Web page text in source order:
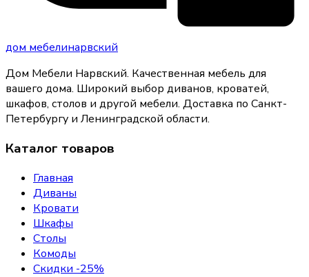
дом мебелинарвский
Дом Мебели Нарвский. Качественная мебель для
вашего дома. Широкий выбор диванов, кроватей,
шкафов, столов и другой мебели. Доставка по Санкт-
Петербургу и Ленинградской области.
Каталог товаров
Главная
Диваны
Кровати
Шкафы
Столы
Комоды
Скидки -25%